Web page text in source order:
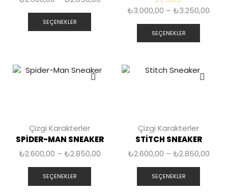
SEÇENEKLER
₺3.000,00 – ₺3.250,00
SEÇENEKLER
Çizgi Karakterler
SPIDER-MAN SNEAKER
₺2.600,00 – ₺2.850,00
SEÇENEKLER
Çizgi Karakterler
STITCH SNEAKER
₺2.600,00 – ₺2.850,00
SEÇENEKLER